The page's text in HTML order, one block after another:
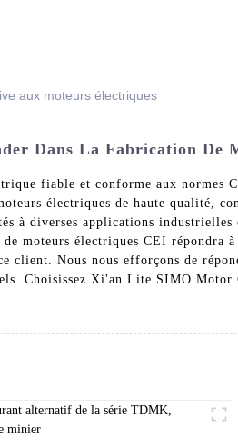
aux moteurs électriques
Dans La Fabrication De
fiable et conforme aux
électriques de haute qualité,
à diverses applications
de moteurs électriques CEI
client. Nous nous efforçons de
Choisissez Xi'an Lite SIMO